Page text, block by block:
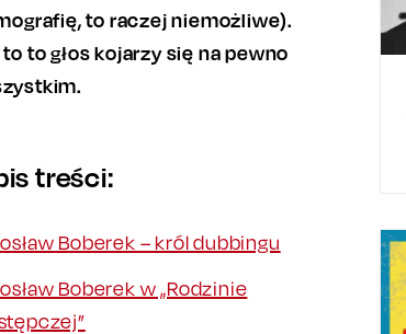
to raczej niemożliwe).
to to głos kojarzy się na pewno
treści:
Boberek – król dubbingu
Boberek w „Rodzinie